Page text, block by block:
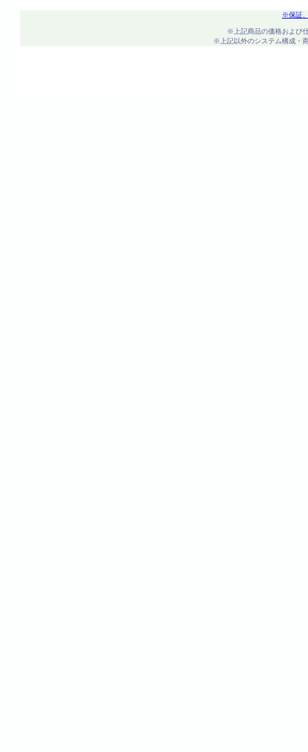
※保証
※上記商品の価格および
※上記以外のシステム構成・